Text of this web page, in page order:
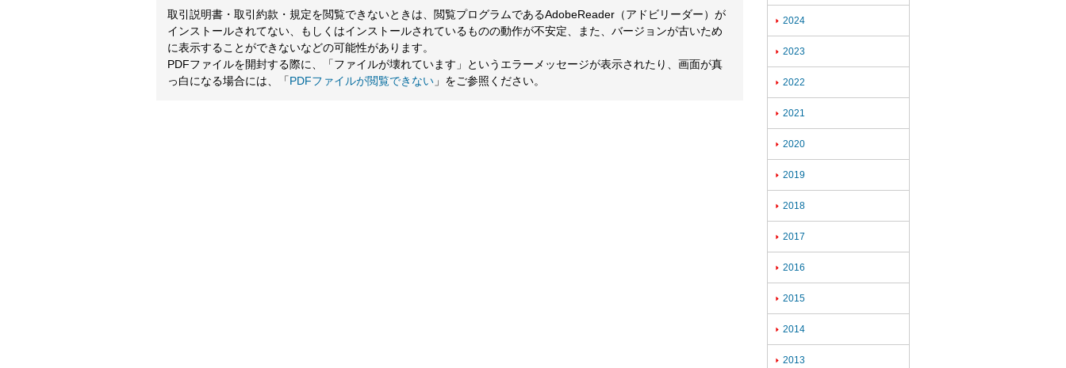
取引説明書・取引約款・規定を閲覧できないときは、閲覧プログラムであるAdobeReader（アドビリーダー）が
インストールされてない、もしくはインストールされているものの動作が不安定、また、バージョンが古いため
に表示することができないなどの可能性があります。
PDFファイルを開封する際に、「ファイルが壊れています」というエラーメッセージが表示されたり、画面が真
っ白になる場合には、「PDFファイルが閲覧できない 」をご参照ください。
 2024
 2023
 2022
 2021
 2020
 2019
 2018
 2017
 2016
 2015
 2014
 2013